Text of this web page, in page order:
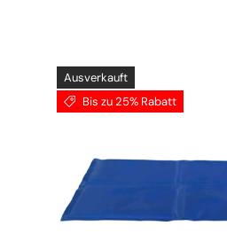
Ausverkauft
Bis zu 25% Rabatt